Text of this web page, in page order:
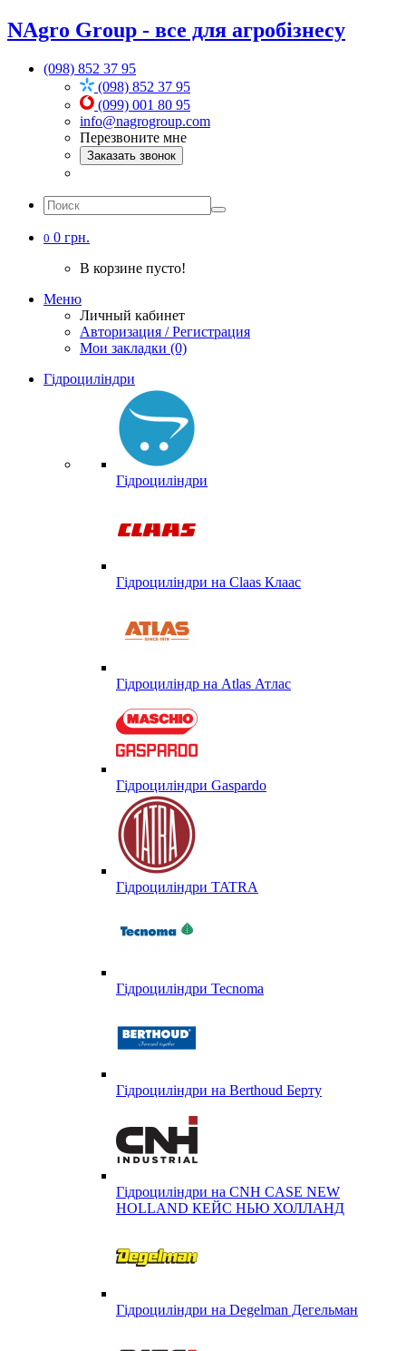
NAgro Group - все для агробізнесу
(098) 852 37 95
(098) 852 37 95
(099) 001 80 95
info@nagrogroup.com
Перезвоните мне
Заказать звонок
0 0 грн.
В корзине пусто!
Меню
Личный кабинет
Авторизация / Регистрация
Мои закладки (0)
Гідроциліндри
Гідроциліндри
Гідроциліндри на Claas Клаас
Гідроциліндр на Atlas Атлас
Гідроциліндри Gaspardo
Гідроциліндри TATRA
Гідроциліндри Tecnoma
Гідроциліндри на Berthoud Берту
Гідроциліндри на CNH CASE NEW
HOLLAND КЕЙС НЬЮ ХОЛЛАНД
Гідроциліндри на Degelman Дегельман